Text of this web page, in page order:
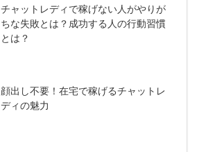
チャットレディで稼げない人がやりが
ちな失敗とは？成功する人の行動習慣
とは？
顔出し不要！在宅で稼げるチャットレ
ディの魅力